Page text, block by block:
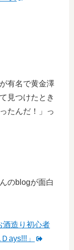
有名で黄金澤
見つけたとき
たんだ！」っ
のblogが面白
酒造り初心者
ays!!!」